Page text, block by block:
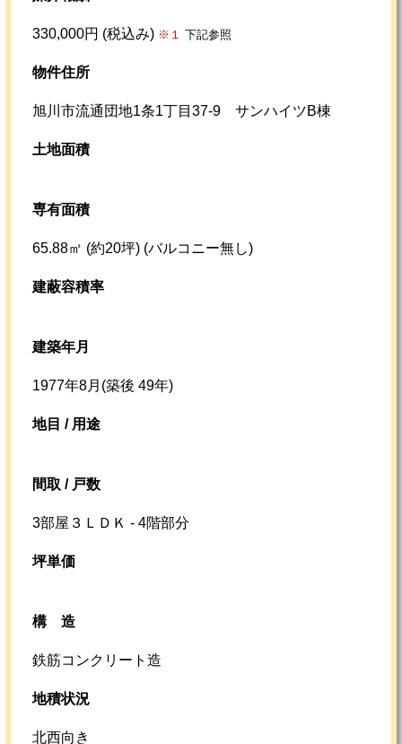
330,000円 (税込み) ※１ 下記参照
物件住所
旭川市流通団地1条1丁目37-9 サンハイツB棟
土地面積
専有面積
65.88㎡ (約20坪) (バルコニー無し)
建蔽容積率
建築年月
1977年8月(築後 49年)
地目 / 用途
間取 / 戸数
3部屋３ＬＤＫ - 4階部分
坪単価
構造
鉄筋コンクリート造
地積状況
北西向き